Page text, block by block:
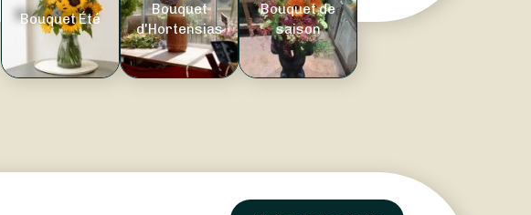
Bouquet Été
Bouquet
d'Hortensias
Bouquet de
saison